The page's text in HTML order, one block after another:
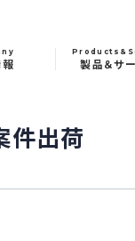
製品＆サ
件出荷